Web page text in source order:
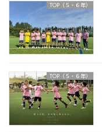
TOP（５・６年）
TOP（５・６年）